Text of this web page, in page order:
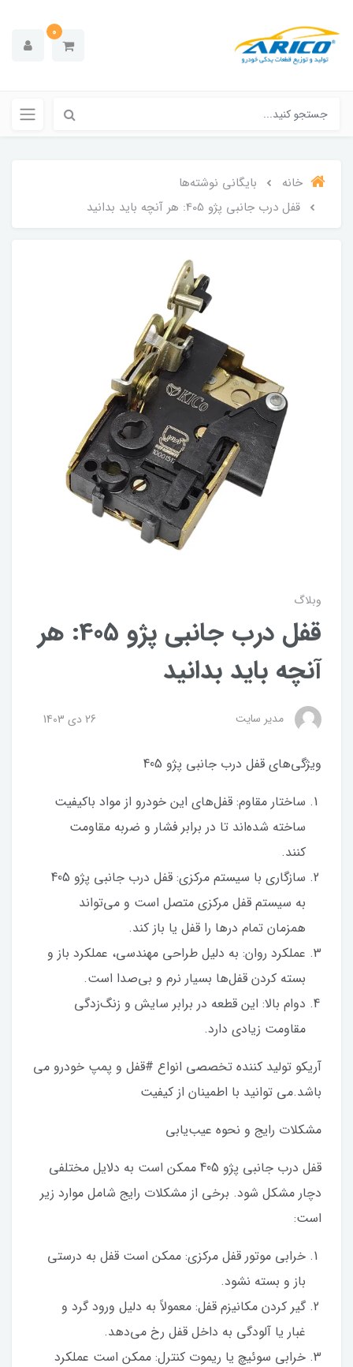
0
خانه
بایگانی نوشته‌ها
قفل درب جانبی پژو 405: هر آنچه باید بدانید
وبلاگ
قفل درب جانبی پژو 405: هر
آنچه باید بدانید
مدیر سایت 26 دی 1403
ویژگی‌های قفل درب جانبی پژو 405
ساختار مقاوم: قفل‌های این خودرو از مواد باکیفیت
ساخته شده‌اند تا در برابر فشار و ضربه مقاومت
کنند.
سازگاری با سیستم مرکزی: قفل درب جانبی پژو 405
به سیستم قفل مرکزی متصل است و می‌تواند
همزمان تمام درها را قفل یا باز کند.
عملکرد روان: به دلیل طراحی مهندسی، عملکرد باز و
بسته کردن قفل‌ها بسیار نرم و بی‌صدا است.
دوام بالا: این قطعه در برابر سایش و زنگ‌زدگی
مقاومت زیادی دارد.
آریکو تولید کننده تخصصی انواع #قفل و پمپ خودرو می
باشد.می توانید با اطمینان از کیفیت
مشکلات رایج و نحوه عیب‌یابی
قفل درب جانبی پژو 405 ممکن است به دلایل مختلفی
دچار مشکل شود. برخی از مشکلات رایج شامل موارد زیر
است:
خرابی موتور قفل مرکزی: ممکن است قفل به درستی
باز و بسته نشود.
گیر کردن مکانیزم قفل: معمولاً به دلیل ورود گرد و
غبار یا آلودگی به داخل قفل رخ می‌دهد.
خرابی سوئیچ یا ریموت کنترل: ممکن است عملکرد